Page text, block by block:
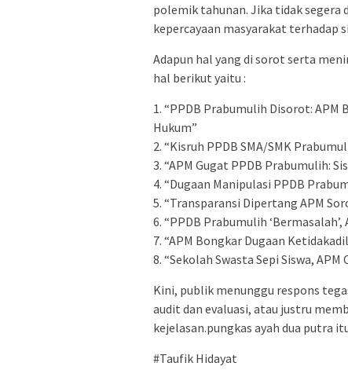
polemik tahunan. Jika tidak segera
kepercayaan masyarakat terhadap
Adapun hal yang di sorot serta
hal berikut yaitu :
1. “PPDB Prabumulih Disorot: APM
Hukum”
2. “Kisruh PPDB SMA/SMK
3. “APM Gugat PPDB Prabumulih:
4. “Dugaan Manipulasi PPDB
5. “Transparansi Dipertang APM
6. “PPDB Prabumulih
7. “APM Bongkar Dugaan
8. “Sekolah Swasta Sepi Siswa,
Kini, publik menunggu respons
audit dan evaluasi, atau justru
kejelasan.pungkas ayah dua putra
#Taufik Hidayat